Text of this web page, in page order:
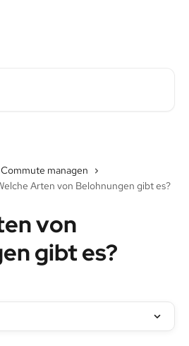
managen
Arten von Belohnungen gibt es?
von
gibt es?